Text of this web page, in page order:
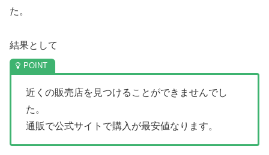
た。
結果として
近くの販売店を見つけることができませんでし
た。
通販で公式サイトで購入が最安値なります。